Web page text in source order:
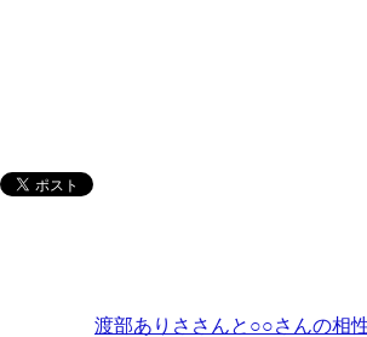
渡部ありささんと○○さんの相